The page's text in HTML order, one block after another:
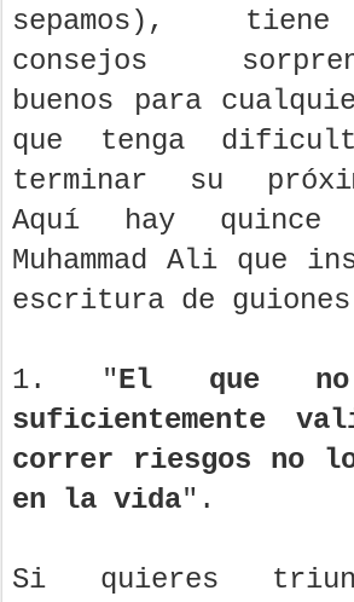
sepamos),
consejos
buenos para
que tenga
terminar su
Aquí hay
Muhammad Ali que
escritura de
1. "El que
suficientemente
correr riesgos no
en la vida".
Si quieres